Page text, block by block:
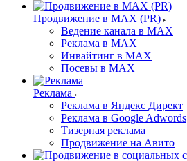
Продвижение в MAX (PR)
Ведение канала в MAX
Реклама в MAX
Инвайтинг в MAX
Посевы в MAX
Реклама
Реклама в Яндекс Директ
Реклама в Google Adwords
Тизерная реклама
Продвижение на Авито